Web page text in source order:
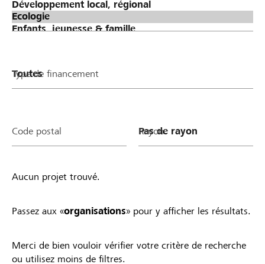
Type de financement
Code postal Rayon
Aucun projet trouvé.
Passez aux «organisations» pour y afficher les résultats.
Merci de bien vouloir vérifier votre critère de recherche
ou utilisez moins de filtres.